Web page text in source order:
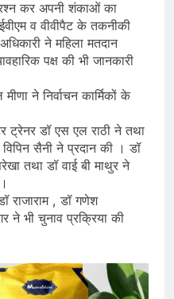
कर अपनी शंकाओं का
व वीवीपैट के तकनीकी
ने महिला मतदान
पक्ष की भी जानकारी
ने निर्वाचन कार्मिकों के
ट्रेनर डॉ एस एल राठी ने तथा
विपिन सैनी ने प्रदान की । डॉ
तथा डॉ वाई बी माथुर ने
राजाराम , डॉ गणेश
ने भी चुनाव प्रक्रिया की